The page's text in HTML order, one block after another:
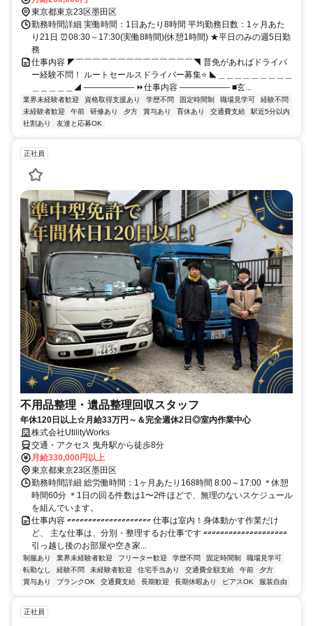
東京都東京23区墨田区
勤務時間詳細 実働時間：1日あたり8時間 平均勤務日数：1ヶ月あた
り21日 ⏰08:30～17:30(実働8時間)(休憩1時間) ★平日のみの週5日勤
務
仕事内容 ◤￣￣￣￣￣￣￣￣￣￣￣￣￣￣◥ 普免があればドライバ
ー経験不問！ ルートセールスドライバー募集⭐ ◣＿＿＿＿＿＿＿＿＿
＿＿＿＿＿◢ ―――――― ⏩仕事内容 ―――――― ■玄...
業界未経験者歓迎 資格取得支援あり 学歴不問 固定時間制 職場見学可
経験不問
未経験者歓迎
午前 研修あり 夕方 賞与あり 育休あり 交通費支給
駅近5分以内
社割あり
友達と応募OK
正社員
不用品整理・遺品整理回収スタッフ
年休120日以上☆月給33万円～＆完全週休2日◎室内作業中心
株式会社UtilityWorks
交通・アクセス 曳舟駅から徒歩8分
月給330,000円以上
東京都東京23区墨田区
勤務時間詳細 総労働時間：1ヶ月あたり168時間 8:00～17:00 ＊休憩
時間60分 ＊1日の回る件数は1〜2件ほどで、無理のないスケジュール
を組んでいます。
仕事内容 ▱▱▱▱▱▱▱▱▱▱▱▱▱▱▱▱▱▱▱▱ 仕事は室内！身体動かす作業だけ
ど、 主な仕事は、分別・整理するお仕事です ▱▱▱▱▱▱▱▱▱▱▱▱▱▱▱▱▱▱▱▱
引っ越し後のお部屋や空き家...
制服あり 業界未経験者歓迎 フリーター歓迎 学歴不問 固定時間制
職場見学可
転勤なし
経験不問 未経験者歓迎 住宅手当あり 交通費全額支給 午前
夕方
賞与あり
ブランクOK 交通費支給 長期歓迎 長期休暇あり ピアスOK 服装自由
正社員